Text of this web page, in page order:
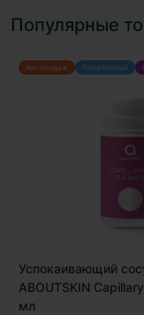
Популярные
Хит продаж Популярный
Успокаивающий
ABOUTSKIN
мл